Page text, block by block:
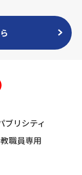
ブリシティ
教職員専用